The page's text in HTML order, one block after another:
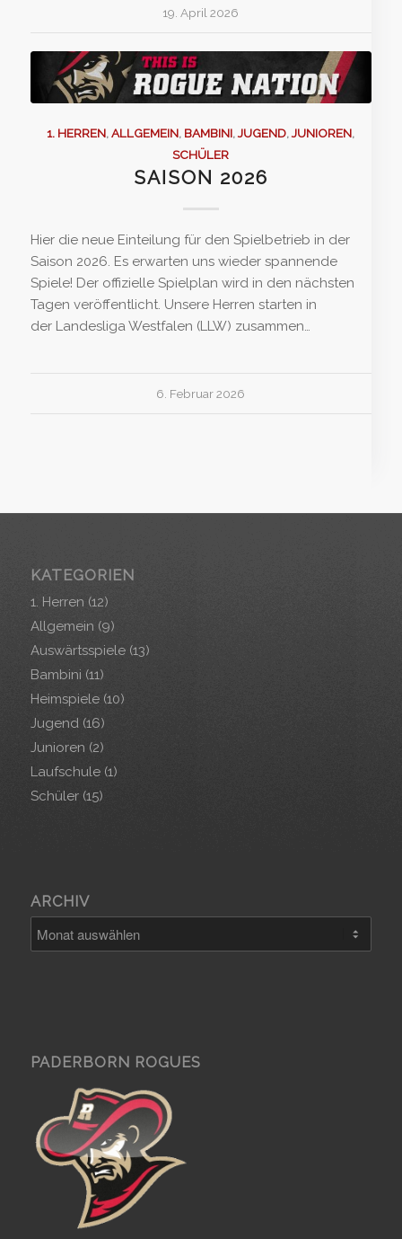
19. April 2026
1. HERREN,ALLGEMEIN, BAMBINI,JUGEND,JUNIOREN,
SCHÜLER
SAISON 2026
Hier die neue Einteilung für den Spielbetrieb in der
Saison 2026. Es erwarten uns wieder spannende
Spiele! Der offizielle Spielplan wird in den nächsten
Tagen veröffentlicht. Unsere Herren starten in
der Landesliga Westfalen (LLW) zusammen…
6. Februar 2026
KATEGORIEN
1. Herren (12)
Allgemein (9)
Auswärtsspiele(13)
Bambini (11)
Heimspiele(10)
Jugend(16)
Junioren (2)
Laufschule(1)
Schüler(15)
ARCHIV
PADERBORN ROGUES